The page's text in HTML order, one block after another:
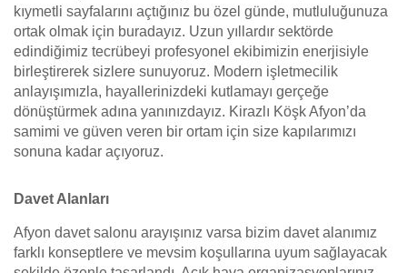
kıymetli sayfalarını açtığınız bu özel günde, mutluluğunuza
ortak olmak için buradayız. Uzun yıllardır sektörde
edindiğimiz tecrübeyi profesyonel ekibimizin enerjisiyle
birleştirerek sizlere sunuyoruz. Modern işletmecilik
anlayışımızla, hayallerinizdeki kutlamayı gerçeğe
dönüştürmek adına yanınızdayız. Kirazlı Köşk Afyon’da
samimi ve güven veren bir ortam için size kapılarımızı
sonuna kadar açıyoruz.
Davet Alanları
Afyon davet salonu arayışınız varsa bizim davet alanımız
farklı konseptlere ve mevsim koşullarına uyum sağlayacak